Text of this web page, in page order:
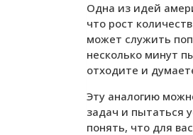
Одна из идей
что рост
может служить
несколько минут
отходите и
Эту аналогию
задач и пытаться
понять, что для